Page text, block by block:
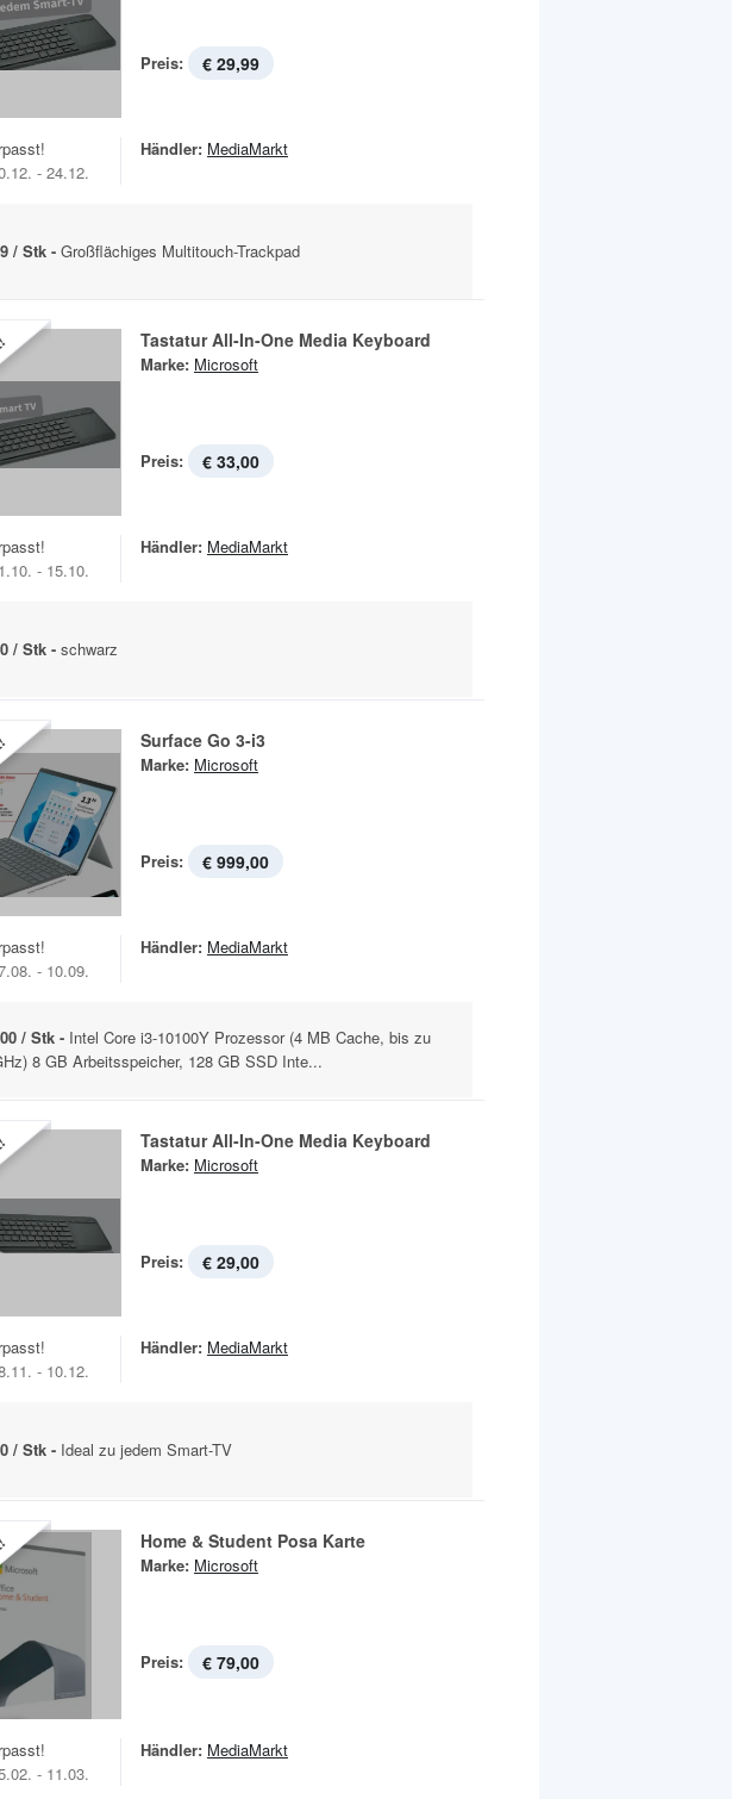
Preis: € 29,99
- 24.12.
Händler: MediaMarkt
/ Stk - Großflächiges Multitouch-Trackpad
Tastatur All-In-One Media Keyboard
Marke: Microsoft
Preis: € 33,00
- 15.10.
Händler: MediaMarkt
/ Stk - schwarz
Surface Go 3-i3
Marke: Microsoft
Preis: € 999,00
- 10.09.
Händler: MediaMarkt
/ Stk - Intel Core i3-10100Y Prozessor (4 MB Cache, bis zu
8 GB Arbeitsspeicher, 128 GB SSD Inte...
Tastatur All-In-One Media Keyboard
Marke: Microsoft
Preis: € 29,00
- 10.12.
Händler: MediaMarkt
/ Stk - Ideal zu jedem Smart-TV
Home & Student Posa Karte
Marke: Microsoft
Preis: € 79,00
- 11.03.
Händler: MediaMarkt